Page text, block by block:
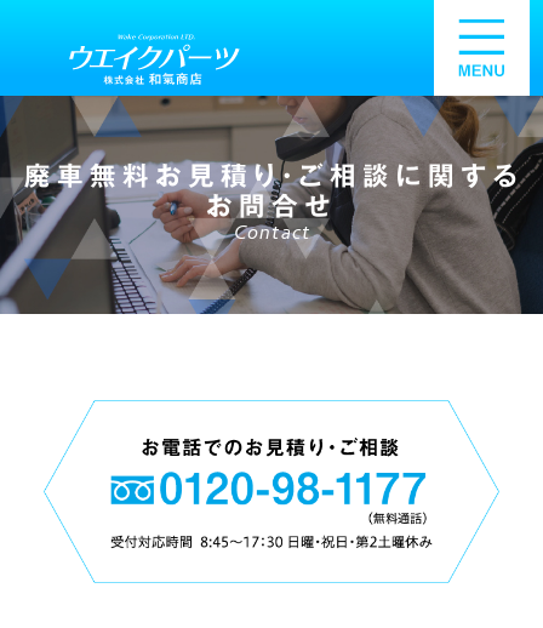
廃車無料お見積り・ご相談に関する
お問合せ